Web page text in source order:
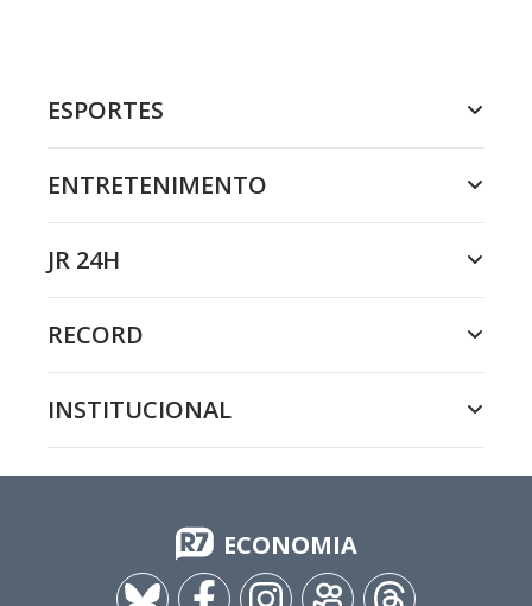
ESPORTES
ENTRETENIMENTO
JR 24H
RECORD
INSTITUCIONAL
ECONOMIA